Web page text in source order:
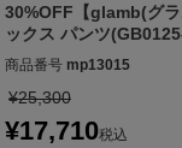
30%OFF【glamb(グ
ックス パンツ
商品番号 mp13015
¥25,300
¥17,710税込